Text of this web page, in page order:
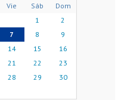
Vie Sáb
Dom
1
2
7 8
9
14 15
16
21 22
23
28 29
30